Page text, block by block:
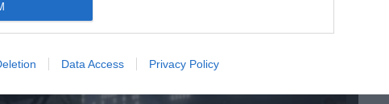
Data Access Privacy Policy